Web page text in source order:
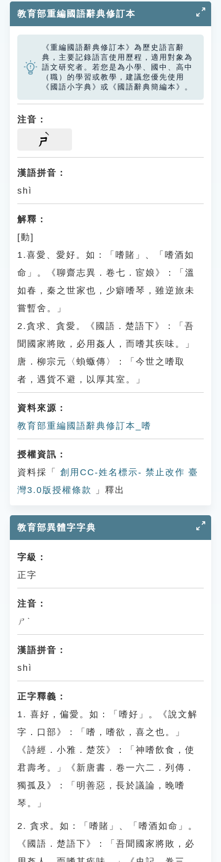
教育部重編國語辭典修訂本
《重編國語辭典修訂本》為歷史語言辭
典，主要記錄語言使用歷程，適用對象為
語文研究者。若您是為小學、國中、高中
（職）的學習或教學，建議您優先使用
《國語小字典》或《國語辭典簡編本》。
注音：
ㄕ
漢語拼音：
shì
解釋：
[動]
1.喜愛、愛好。如：「嗜賭」、「嗜酒如
命」。《聊齋志異．卷七．宦娘》：「溫
如春，秦之世家也，少癖嗜琴，雖逆旅未
嘗暫舍。」
2.貪求、貪愛。《國語．楚語下》：「吾
聞國家將敗，必用姦人，而嗜其疾味。」
唐．柳宗元〈蝜蝂傳〉：「今世之嗜取
者，遇貨不避，以厚其室。」
資料來源：
教育部重編國語辭典修訂本_嗜
授權資訊：
資料採「
創用CC-姓名標示- 禁止改作 臺
灣3.0版授權條款
」釋出
教育部異體字字典
字級：
正字
注音：
ㄕˋ
漢語拼音：
shì
正字釋義：
1. 喜好，偏愛。如：「嗜好」。《說文解
字．口部》：「嗜，嗜欲，喜之也。」
《詩經．小雅．楚茨》：「神嗜飲食，使
君壽考。」《新唐書．卷一六二．列傳．
獨孤及》：「明善惡，長於議論，晚嗜
琴。」
2. 貪求。如：「嗜賭」、「嗜酒如命」。
《國語．楚語下》：「吾聞國家將敗，必